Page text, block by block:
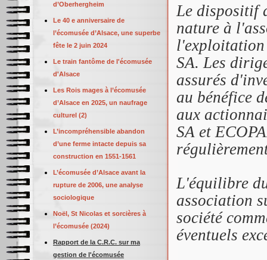
Le dispositif
nature à
l'exploitation
SA. Les
assurés
au bénéfice
aux
SA et
L'équilibre
association
société
éventuels
d’Oberhergheim
Le 40 e anniversaire de
l’écomusée d’Alsace, une superbe
fête le 2 juin 2024
Le train fantôme de l'écomusée
d'Alsace
Les Rois mages à l’écomusée
d’Alsace en 2025, un naufrage
culturel (2)
L’incompréhensible abandon
d’une ferme intacte depuis sa
construction en 1551-1561
L’écomusée d’Alsace avant la
rupture de 2006, une analyse
sociologique
Noël, St Nicolas et sorcières à
l’écomusée (2024)
Rapport de la C.R.C. sur ma
gestion de l'écomusée